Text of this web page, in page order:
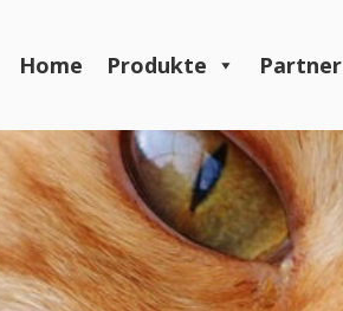
Home Produkte Partner